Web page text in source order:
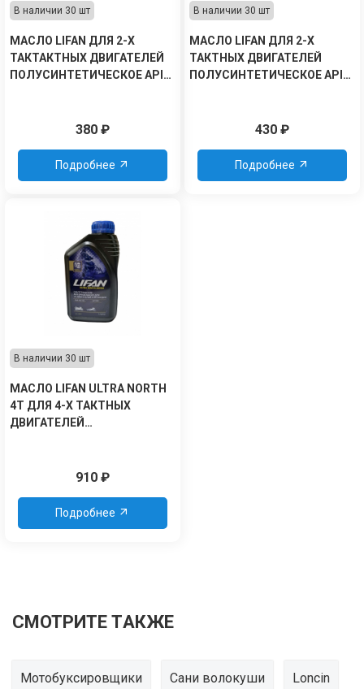
В наличии 30 шт
МАСЛО LIFAN ДЛЯ 2-Х
ТАКТАКТНЫХ ДВИГАТЕЛЕЙ
ПОЛУСИНТЕТИЧЕСКОЕ API
380₽
Подробнее
В наличии 30 шт
МАСЛО LIFAN ДЛЯ 2-Х
ТАКТНЫХ ДВИГАТЕЛЕЙ
ПОЛУСИНТЕТИЧЕСКОЕ API
430₽
Подробнее
В наличии 30 шт
МАСЛО LIFAN ULTRA NORTH
4T ДЛЯ 4-Х ТАКТНЫХ
ДВИГАТЕЛЕЙ
910₽
Подробнее
СМОТРИТЕ ТАКЖЕ
Мотобуксировщики Сани волокуши Loncin